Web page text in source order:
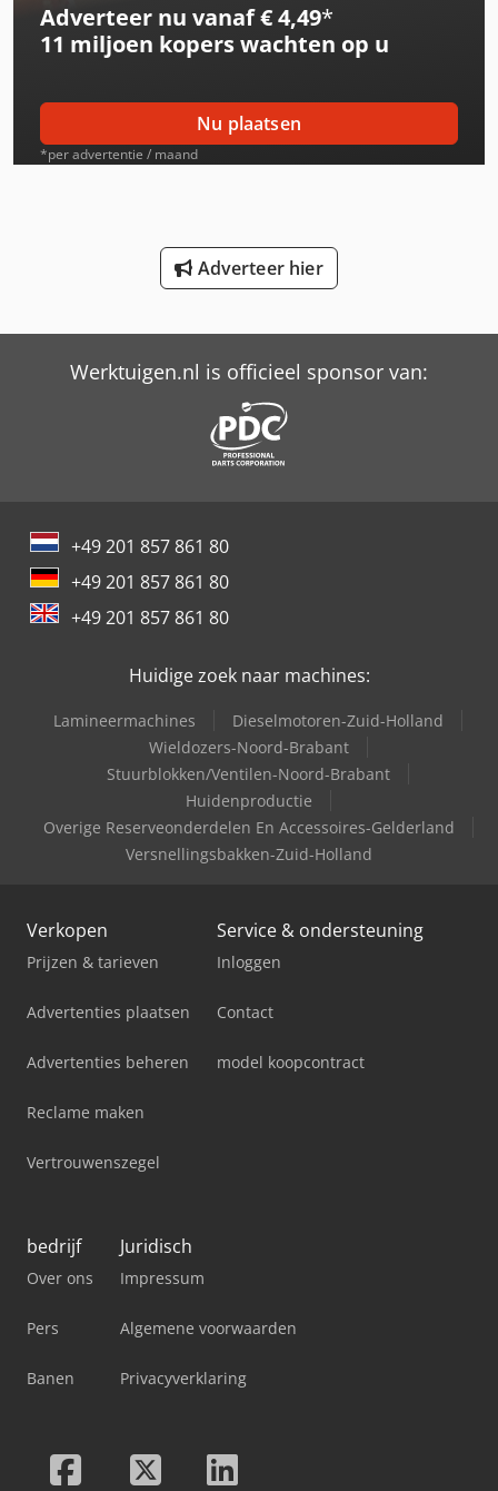
International 453
International 523
International 533
International 553
International 633
International 644
International 654
International 706
International 834
International 844
Adverteer nu vanaf € 4,49*
11 miljoen koperswachten op u
Nu plaatsen
*per advertentie / maand
Adverteer hier
Werktuigen.nl is officieel sponsor van:
+49 201 857 861 80
+49 201 857 861 80
+49 201 857 861 80
Huidige zoek naar machines:
Lamineermachines
Dieselmotoren-Zuid-Holland
Wieldozers-Noord-Brabant
Stuurblokken/Ventilen-Noord-Brabant
Huidenproductie
Overige Reserveonderdelen En Accessoires-Gelderland
Versnellingsbakken-Zuid-Holland
Verkopen
Prijzen & tarieven
Advertenties plaatsen
Advertenties beheren
Reclame maken
Vertrouwenszegel
Service & ondersteuning
Inloggen
Contact
model koopcontract
bedrijf
Over ons
Pers
Banen
Juridisch
Impressum
Algemene voorwaarden
Privacyverklaring